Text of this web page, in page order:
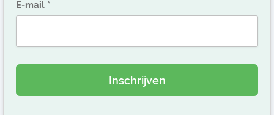
E-mail
Inschrijven